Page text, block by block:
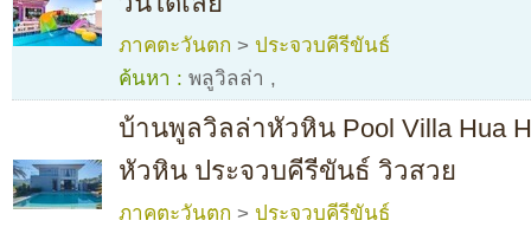
ภาคตะวันตก > ประจวบคีรีขันธ์
ค้นหา : พลูวิลล่า ,
บ้านพูลวิลล่าหัวหิน Pool Villa Hua
หัวหิน ประจวบคีรีขันธ์ วิวสวย
ภาคตะวันตก > ประจวบคีรีขันธ์